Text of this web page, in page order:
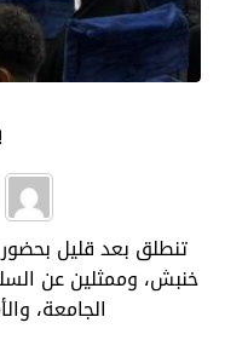
تنطلق بعد قليل
خنبش، وممثلين عن
الجامعة،